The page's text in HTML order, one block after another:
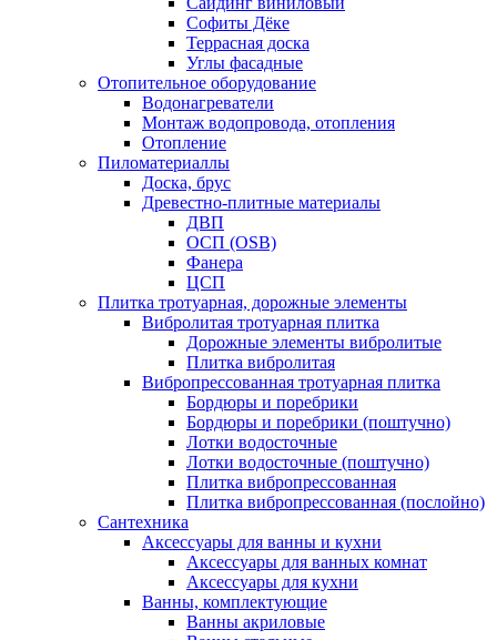
Софиты Дёке
Террасная доска
Углы фасадные
Отопительное оборудование
Водонагреватели
Монтаж водопровода, отопления
Отопление
Пиломатериаллы
Доска, брус
Древестно-плитные материалы
ДВП
ОСП (OSB)
Фанера
ЦСП
Плитка тротуарная, дорожные элементы
Вибролитая тротуарная плитка
Дорожные элементы вибролитые
Плитка вибролитая
Вибропрессованная тротуарная плитка
Бордюры и поребрики
Бордюры и поребрики (поштучно)
Лотки водосточные
Лотки водосточные (поштучно)
Плитка вибропрессованная
Плитка вибропрессованная (послойно)
Сантехника
Аксессуары для ванны и кухни
Аксессуары для ванных комнат
Аксессуары для кухни
Ванны, комплектующие
Ванны акриловые